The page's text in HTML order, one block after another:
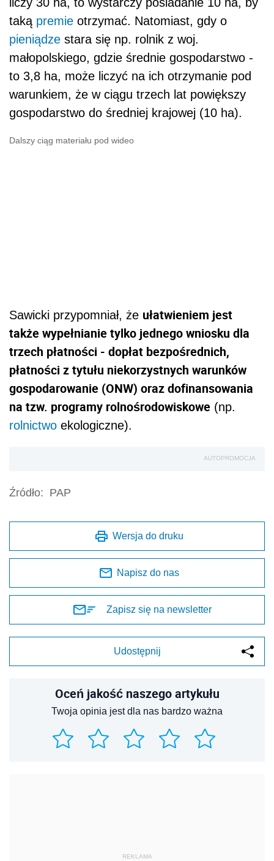
taką premie otrzymać. Natomiast, gdy o
pieniądze stara się np. rolnik z woj.
małopolskiego, gdzie średnie gospodarstwo -
to 3,8 ha, może liczyć na ich otrzymanie pod
warunkiem, że w ciągu trzech lat powiększy
gospodarstwo do średniej krajowej (10 ha).
Dalszy ciąg materiału pod wideo
Sawicki przypomniał, że ułatwieniem jest
także wypełnianie tylko jednego wniosku dla
trzech płatności - dopłat bezpośrednich,
płatności z tytułu niekorzystnych warunków
gospodarowanie (ONW) oraz dofinansowania
na tzw. programy rolnośrodowiskowe (np.
rolnictwo ekologiczne).
AUTOPROMOCJA
Źródło: PAP
Wersja do druku
Napisz do nas
Zapisz się na newsletter
Udostępnij
Oceń jakość naszego artykułu
Twoja opinia jest dla nas bardzo ważna
REKLAMA